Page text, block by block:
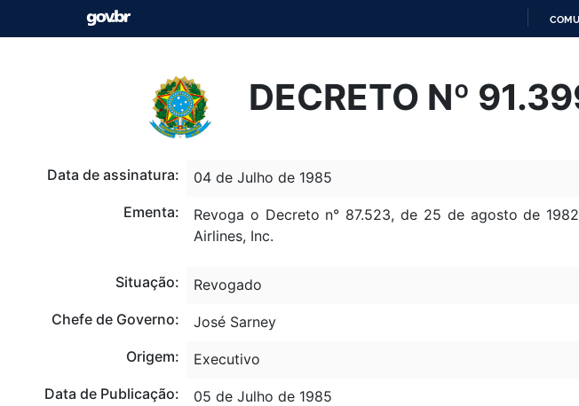
DECRETO Nº
Data de assinatura:
04 de Julho de 1985
Ementa:
Revoga o Decreto n° 87.523, de 25 de agosto de
Airlines, Inc.
Situação:
Revogado
Chefe de Governo:
José Sarney
Origem:
Executivo
Data de Publicação:
05 de Julho de 1985